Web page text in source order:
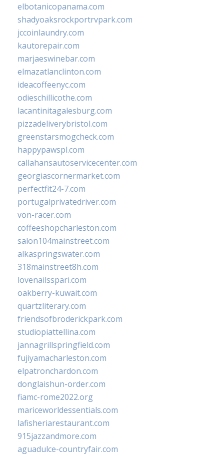
elbotanicopanama.com
shadyoaksrockportrvpark.com
jccoinlaundry.com
kautorepair.com
marjaeswinebar.com
elmazatlanclinton.com
ideacoffeenyc.com
odieschillicothe.com
lacantinitagalesburg.com
pizzadeliverybristol.com
greenstarsmogcheck.com
happypawspl.com
callahansautoservicecenter.com
georgiascornermarket.com
perfectfit24-7.com
portugalprivatedriver.com
von-racer.com
coffeeshopcharleston.com
salon104mainstreet.com
alkaspringswater.com
318mainstreet8h.com
lovenailsspari.com
oakberry-kuwait.com
quartzliterary.com
friendsofbroderickpark.com
studiopiattellina.com
jannagrillspringfield.com
fujiyamacharleston.com
elpatronchardon.com
donglaishun-order.com
fiamc-rome2022.org
mariceworldessentials.com
lafisheriarestaurant.com
915jazzandmore.com
aguadulce-countryfair.com